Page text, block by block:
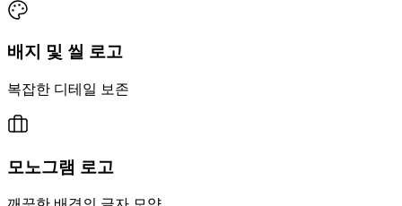
배지 및 씰 로고
복잡한 디테일 보존
모노그램 로고